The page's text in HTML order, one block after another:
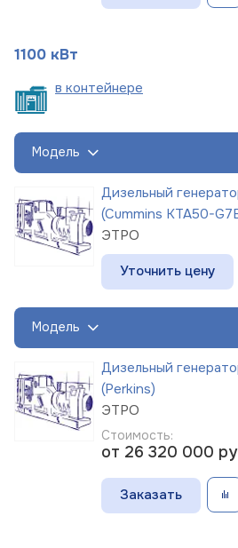
1100 кВт
в контейнере
Модель
Дизельный
(Cummins KTA50-
ЭТРО
Уточнить цену
Модель
Дизельный
(Perkins)
ЭТРО
Стоимость:
от 26 320 000
Заказать